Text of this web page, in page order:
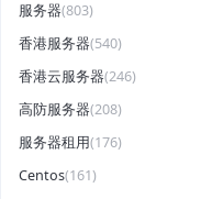
服务器(803)
香港服务器(540)
香港云服务器(246)
高防服务器(208)
服务器租用(176)
Centos(161)